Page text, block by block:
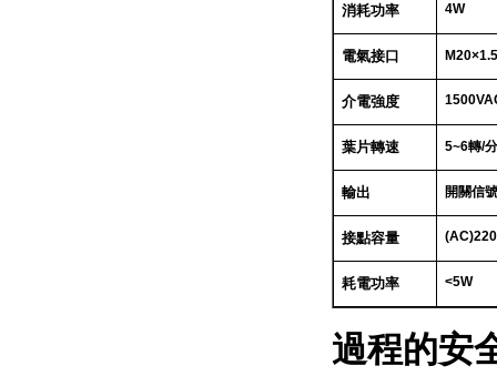
消耗功率 4W
電氣接口
介電強度
葉片轉速 5~6轉/分
輸出 開關信號
接點容量
耗電功率 <5W
過程的安